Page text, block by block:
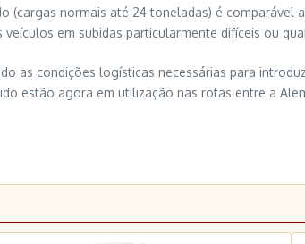
(cargas normais até 24 toneladas) é
em subidas particularmente difíceis ou
as condições logísticas necessárias para
estão agora em utilização nas rotas entre a